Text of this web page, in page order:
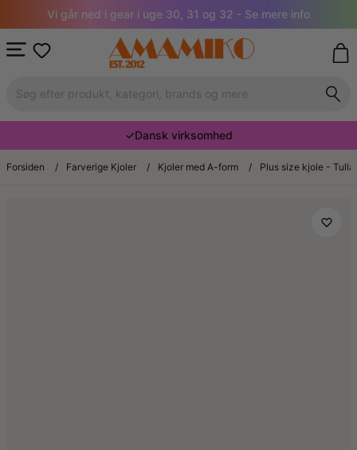
Vi går ned i gear i uge 30, 31 og 32 - Se mere info
✓Dansk virksomhed
Forsiden / Farverige Kjoler / Kjoler med A-form / Plus size kjole -